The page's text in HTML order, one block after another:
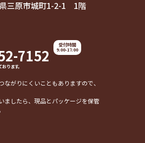
三原市城町1-2-1 1階
7152
ります。
受付時間
9:00-17:00
ながりにくいこともありますので、
ましたら、現品とパッケージを保管